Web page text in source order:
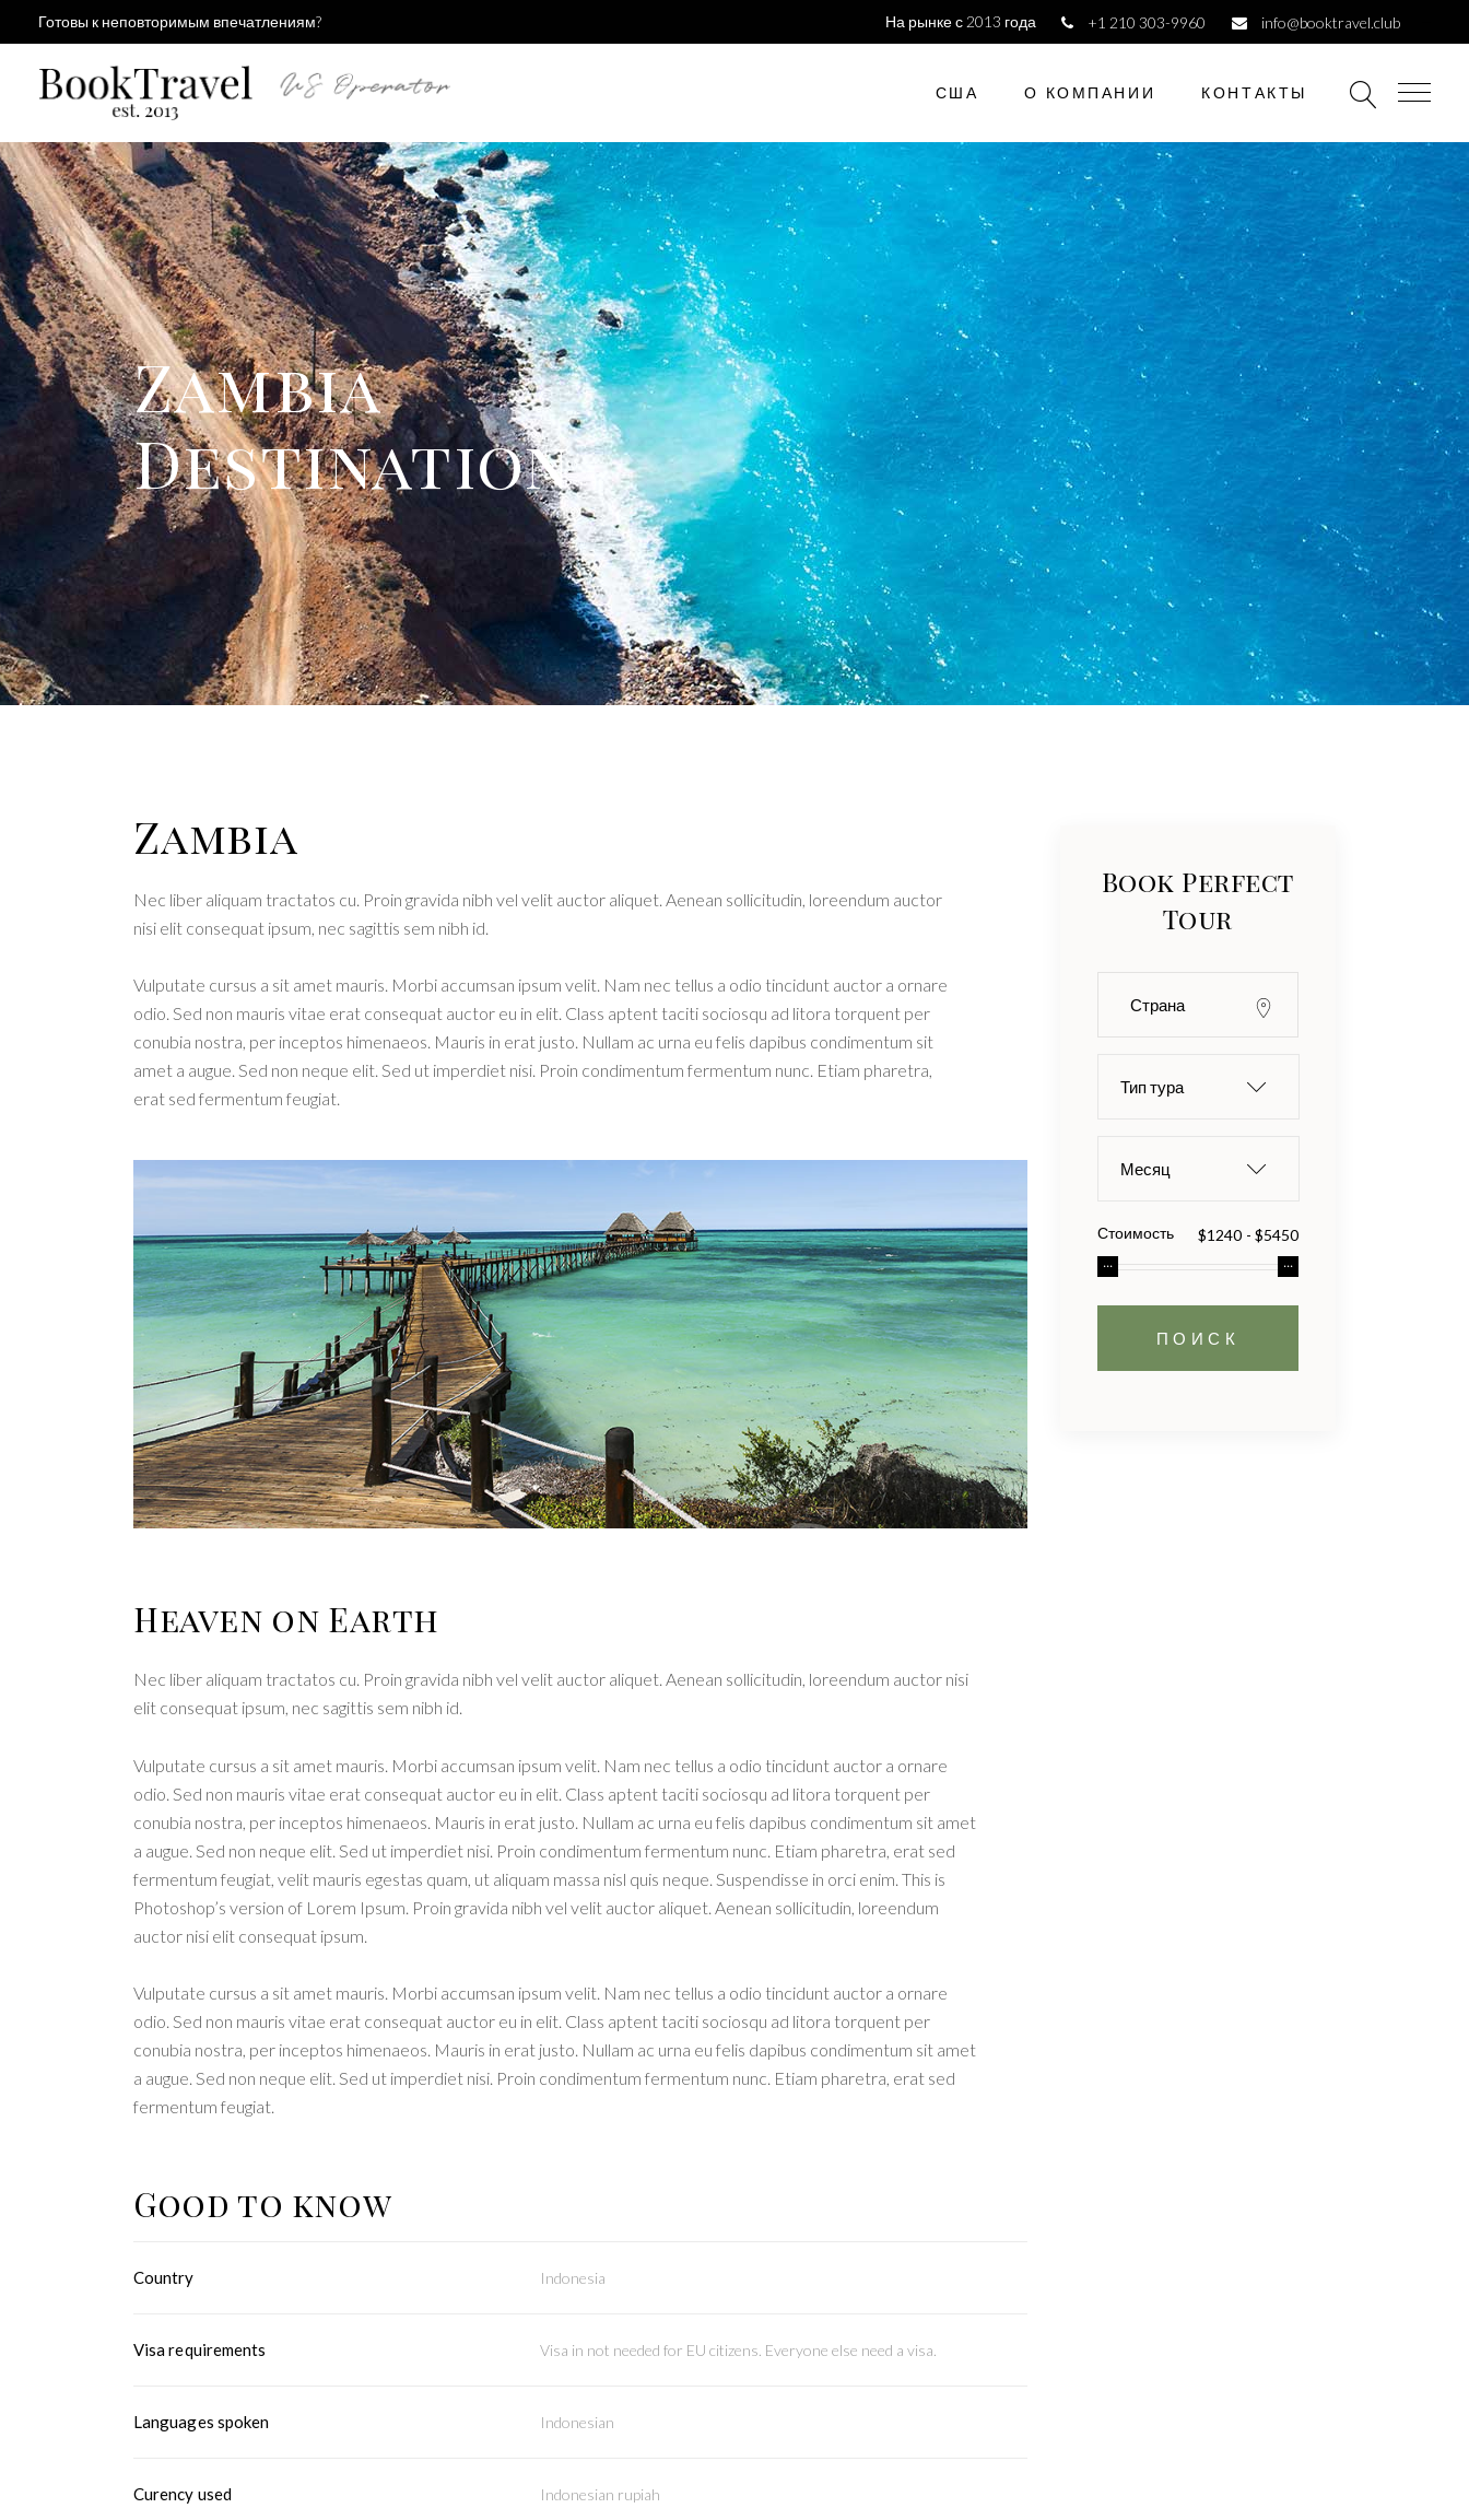
Готовы к неповторимым впечатлениям? На рынке с 2013 года +1 210 303-9960 info@booktravel.club
США О КОМПАНИИ КОНТАКТЫ
Zambia
Destination
Zambia
Nec liber aliquam tractatos cu. Proin gravida nibh vel velit auctor aliquet. Aenean sollicitudin, loreendum auctor
nisi elit consequat ipsum, nec sagittis sem nibh id.
Vulputate cursus a sit amet mauris. Morbi accumsan ipsum velit. Nam nec tellus a odio tincidunt auctor a ornare
odio. Sed non mauris vitae erat consequat auctor eu in elit. Class aptent taciti sociosqu ad litora torquent per
conubia nostra, per inceptos himenaeos. Mauris in erat justo. Nullam ac urna eu felis dapibus condimentum sit
amet a augue. Sed non neque elit. Sed ut imperdiet nisi. Proin condimentum fermentum nunc. Etiam pharetra,
erat sed fermentum feugiat.
Heaven on Earth
Nec liber aliquam tractatos cu. Proin gravida nibh vel velit auctor aliquet. Aenean sollicitudin, loreendum auctor nisi
elit consequat ipsum, nec sagittis sem nibh id.
Vulputate cursus a sit amet mauris. Morbi accumsan ipsum velit. Nam nec tellus a odio tincidunt auctor a ornare
odio. Sed non mauris vitae erat consequat auctor eu in elit. Class aptent taciti sociosqu ad litora torquent per
conubia nostra, per inceptos himenaeos. Mauris in erat justo. Nullam ac urna eu felis dapibus condimentum sit amet
a augue. Sed non neque elit. Sed ut imperdiet nisi. Proin condimentum fermentum nunc. Etiam pharetra, erat sed
fermentum feugiat, velit mauris egestas quam, ut aliquam massa nisl quis neque. Suspendisse in orci enim. This is
Photoshop’s version of Lorem Ipsum. Proin gravida nibh vel velit auctor aliquet. Aenean sollicitudin, loreendum
auctor nisi elit consequat ipsum.
Vulputate cursus a sit amet mauris. Morbi accumsan ipsum velit. Nam nec tellus a odio tincidunt auctor a ornare
odio. Sed non mauris vitae erat consequat auctor eu in elit. Class aptent taciti sociosqu ad litora torquent per
conubia nostra, per inceptos himenaeos. Mauris in erat justo. Nullam ac urna eu felis dapibus condimentum sit amet
a augue. Sed non neque elit. Sed ut imperdiet nisi. Proin condimentum fermentum nunc. Etiam pharetra, erat sed
fermentum feugiat.
Good to know
Country Indonesia
Visa requirements Visa in not needed for EU citizens. Everyone else need a visa.
Languages spoken Indonesian
Curency used Indonesian rupiah
Book Perfect
Tour
Тип тура
Месяц
Стоимость